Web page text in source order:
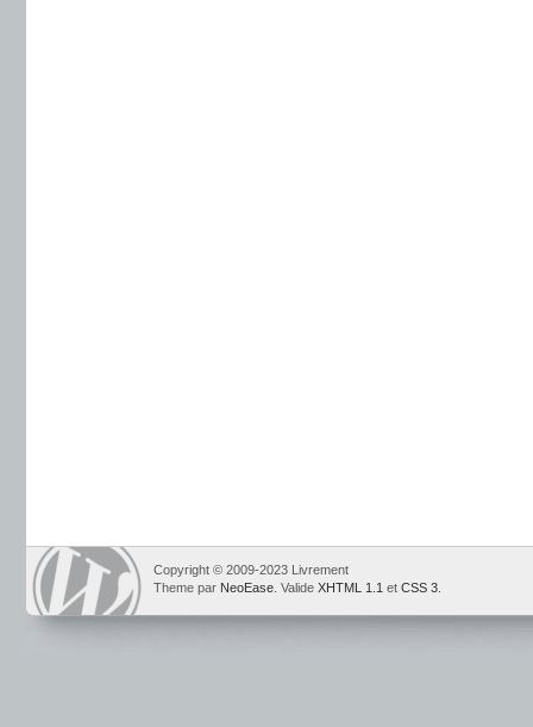
Copyright © 2009-2023 Livrement
Theme par NeoEase . Valide XHTML 1.1 et CSS 3